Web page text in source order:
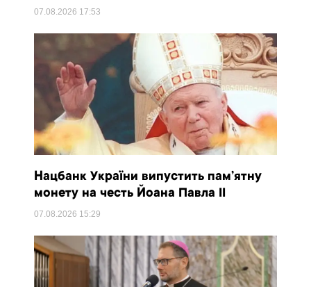
07.08.2026 17:53
Нацбанк України випустить пам’ятну
монету на честь Йоана Павла II
07.08.2026 15:29